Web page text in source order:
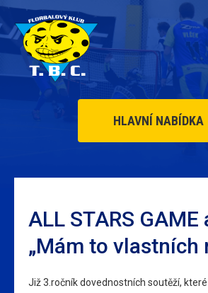
HLAVNÍ NABÍDKA
ALL STARS GAME
„Mám to vlastních
Již 3.ročník dovednostních soutěží,